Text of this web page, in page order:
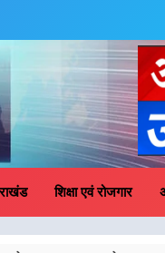
शिक्षा एवं रोजगार